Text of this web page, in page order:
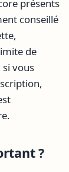
présents
conseillé
de
vous
?